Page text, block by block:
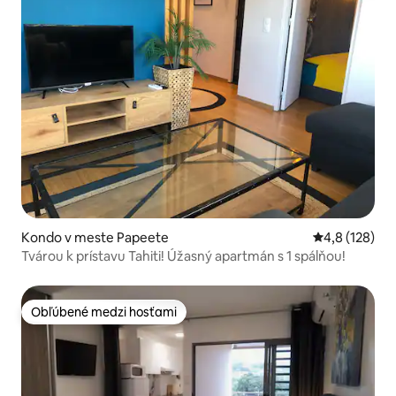
Kondo v meste Papeete Priemerné
4,8 (128)
Tvárou k prístavu Tahiti! Úžasný apartmán s 1 spálňou!
Obľúbené medzi hosťami
Obľúbené medzi hosťami